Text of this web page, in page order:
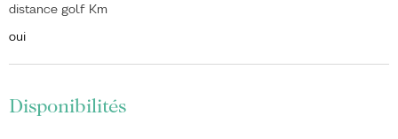
distance golf Km
oui
Disponibilités